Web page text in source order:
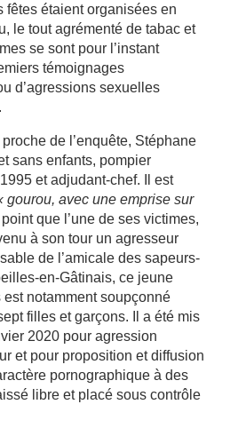
fêtes étaient organisées en
le tout agrémenté de tabac et
se sont pour l’instant
témoignages
d’agressions sexuelles
de l’enquête, Stéphane
sans enfants, pompier
et adjudant-chef. Il est
gourou, avec une emprise sur
que l’une de ses victimes,
à son tour un agresseur
de l’amicale des sapeurs-
en-Gâtinais, ce jeune
est notamment soupçonné
filles et garçons. Il a été mis
2020 pour agression
et pour proposition et diffusion
pornographique à des
libre et placé sous contrôle